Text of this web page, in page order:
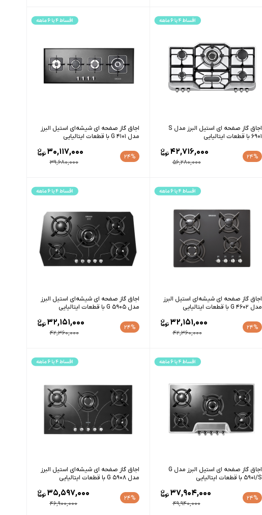
اجاق گاز صفحه ای استیل البرز مدل S
6901 با قطعات ایتالیایی
24%
56,280,000
42,716,000
اجاق گاز صفحه ای شیشه‌ای استیل البرز
مدل G 4101 با قطعات ایتالیایی
24%
39,680,000
30,117,000
اجاق گاز صفحه ای شیشه‌ای استیل البرز
مدل G 4602 با قطعات ایتالیایی
24%
42,360,000
32,151,000
اجاق گاز صفحه ای شیشه‌ای استیل البرز
مدل G 5905 با قطعات ایتالیایی
24%
42,360,000
32,151,000
اجاق گاز صفحه ای استیل البرز مدل G
5901/S با قطعات ایتالیایی
24%
49,940,000
37,904,000
اجاق گاز صفحه ای شیشه‌ای استیل البرز
مدل G 5908 با قطعات ایتالیایی
24%
46,900,000
35,597,000